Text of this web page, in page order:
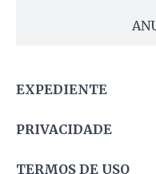
EXPEDIENTE
PRIVACIDADE
TERMOS DE USO